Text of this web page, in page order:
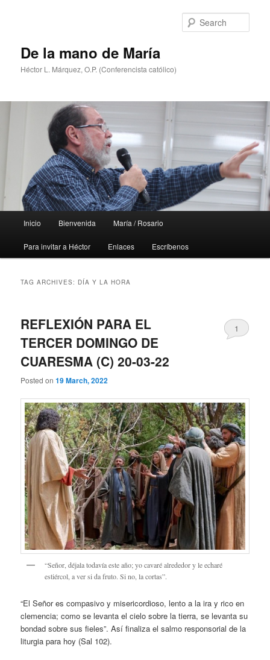
De la mano de María
Héctor L. Márquez, O.P. (Conferencista católico)
Inicio Bienvenida María / Rosario
Para invitar a Héctor Enlaces Escríbenos
TAG ARCHIVES: DÍA Y LA HORA
REFLEXIÓN PARA EL
TERCER DOMINGO DE
CUARESMA (C) 20-03-22
Posted on19 March, 2022
1
“Señor, déjala todavía este año; yo cavaré alrededor y le echaré
estiércol, a ver si da fruto. Si no, la cortas”.
“El Señor es compasivo y misericordioso, lento a la ira y rico en
clemencia; como se levanta el cielo sobre la tierra, se levanta su
bondad sobre sus fieles”. Así finaliza el salmo responsorial de la
liturgia para hoy (Sal 102).